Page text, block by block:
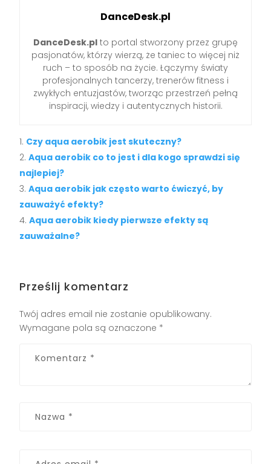
DanceDesk.pl
DanceDesk.pl to portal stworzony przez grupę
pasjonatów, którzy wierzą, że taniec to więcej niż
ruch – to sposób na życie. Łączymy światy
profesjonalnych tancerzy, trenerów fitness i
zwykłych entuzjastów, tworząc przestrzeń pełną
inspiracji, wiedzy i autentycznych historii.
Czy aqua aerobik jest skuteczny?
Aqua aerobik co to jest i dla kogo sprawdzi się
najlepiej?
Aqua aerobik jak często warto ćwiczyć, by
zauważyć efekty?
Aqua aerobik kiedy pierwsze efekty są
zauważalne?
Prześlij komentarz
Twój adres email nie zostanie opublikowany.
Wymagane pola są oznaczone *